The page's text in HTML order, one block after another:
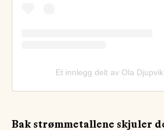
Et innlegg delt av Ola
Bak strømmetallene skjuler